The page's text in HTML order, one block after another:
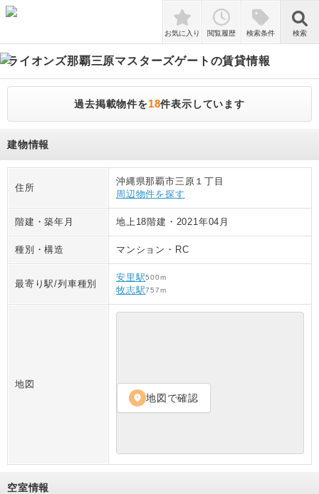
検索
お気に入り 閲覧履歴 検索条件 検索
ライオンズ那覇三原マスターズゲート の賃貸情報
過去掲載物件を18件表示しています
建物情報
住所
沖縄県那覇市三原１丁目
周辺物件を探す
階建・築年月 地上18階建 ・ 2021年04月
種別・構造 マンション ・ RC
最寄り駅/列車種別
安里駅500m
牧志駅757m
地図
location_on 地図で確認
空室情報